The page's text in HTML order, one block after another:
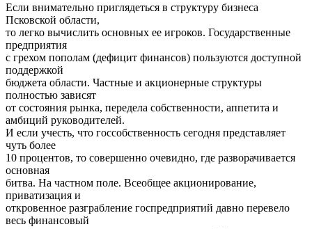
Если внимательно приглядеться в структуру бизнеса
Псковской области,
то легко вычислить основных ее игроков. Государственные
предприятия
с грехом пополам (дефицит финансов) пользуются доступной
поддержкой
бюджета области. Частные и акционерные структуры
полностью зависят
от состояния рынка, передела собственности, аппетита и
амбиций руководителей.
И если учесть, что госсобственность сегодня представляет
чуть более
10 процентов, то совершенно очевидно, где разворачивается
основная
битва. На частном поле. Всеобщее акционирование,
приватизация и
откровенное разграбление госпредприятий давно перевело
весь финансовый